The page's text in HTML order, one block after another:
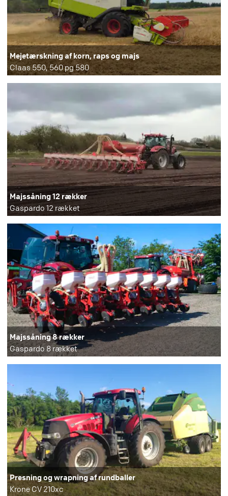
Mejetærskning af korn, raps og majs
Claas 550, 560 pg 580
Majssåning 12 rækker
Gaspardo 12 rækket
Majssåning 8 rækker
Gaspardo 8 rækket
Presning og wrapning af rundballer
Krone CV 210xc